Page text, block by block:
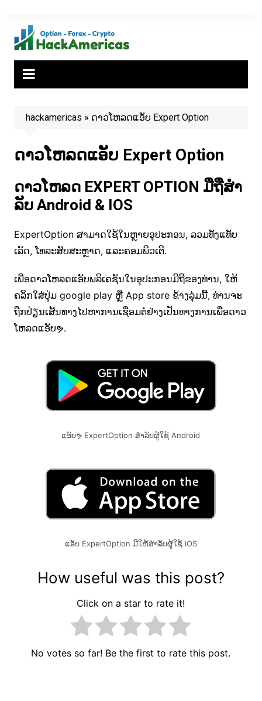
content
hackamericas » ດາວໂຫລດແອັບ Expert Option
ດາວໂຫລດແອັບ Expert Option
ດາວໂຫລດ EXPERT OPTION ມືຖືສໍາ
ລັບ Android & IOS
ExpertOption ສາມາດໃຊ້ໃນຫຼາຍອຸປະກອນ, ລວມທັງແທັບ
ເລັດ, ໂທລະສັບສະຫຼາດ, ແລະຄອມພິວເຕີ.
ເພື່ອດາວໂຫລດແອັບພລິເຄຊັນໃນອຸປະກອນມືຖືຂອງທ່ານ, ໃຫ້
ຄລິກໃສ່ປຸ່ມ google play ຫຼື App store ຂ້າງລຸ່ມນີ້, ທ່ານຈະ
ຖືກປ່ຽນເສັ້ນທາງໄປຫາການເຊື່ອມຕໍ່ຢ່າງເປັນທາງການເພື່ອດາວ
ໂຫລດແອັບຯ.
ແອັບຯ ExpertOption ສໍາລັບຜູ້ໃຊ້ Android
ແອັບ ExpertOption ມີໃຫ້ສຳລັບຜູ້ໃຊ້ iOS
How useful was this post?
Click on a star to rate it!
No votes so far! Be the first to rate this post.